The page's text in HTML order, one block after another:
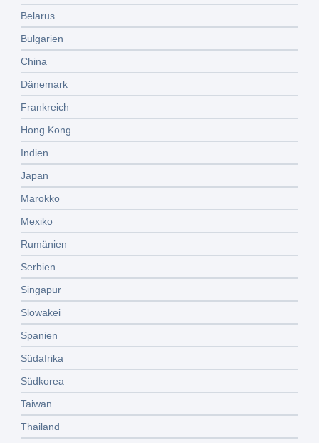
Belarus
Bulgarien
China
Dänemark
Frankreich
Hong Kong
Indien
Japan
Marokko
Mexiko
Rumänien
Serbien
Singapur
Slowakei
Spanien
Südafrika
Südkorea
Taiwan
Thailand